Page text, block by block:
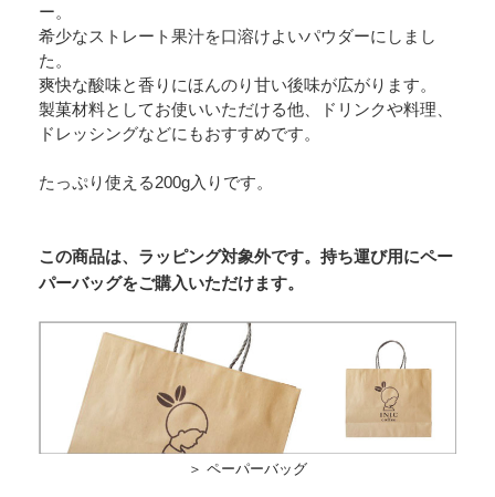
ー。
希少なストレート果汁を口溶けよいパウダーにしまし
た。
爽快な酸味と香りにほんのり甘い後味が広がります。
製菓材料としてお使いいただける他、ドリンクや料理、
ドレッシングなどにもおすすめです。
たっぷり使える200g入りです。
この商品は、ラッピング対象外です。持ち運び用にペー
パーバッグをご購入いただけます。
＞ ペーパーバッグ